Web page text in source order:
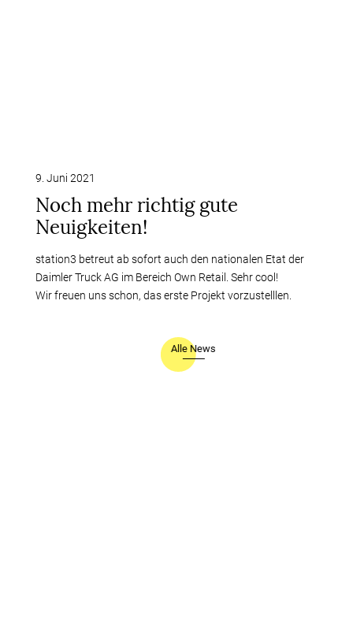
9. Juni 2021
Noch mehr richtig gute
Neuigkeiten!
station3 betreut ab sofort auch den nationalen Etat der
Daimler Truck AG im Bereich Own Retail. Sehr cool!
Wir freuen uns schon, das erste Projekt vorzustelllen.
Alle News